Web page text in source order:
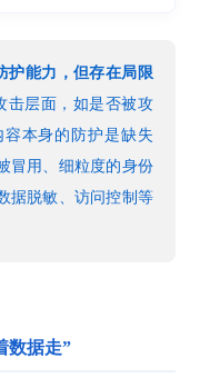
护能力，但存在局限
击层面，如是否被攻
本身的防护是缺失
冒用、细粒度的身份
据脱敏、访问控制等
数据走”